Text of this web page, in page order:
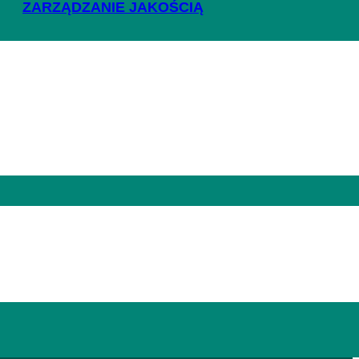
ZARZĄDZANIE JAKOŚCIĄ
Wiadomości
Napoje